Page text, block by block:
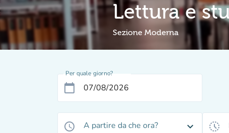
Lettura e
Sezione Moderna
Per quale giorno?
calendar_today
access_time A partire da che ora? expand_more history_toggle_off